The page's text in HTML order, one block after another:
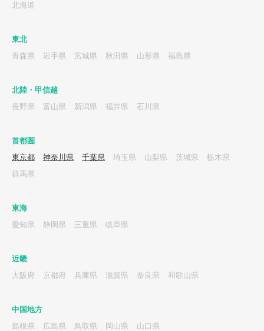
北海道
東北
青森県
岩手県 宮城県 秋田県 山形県 福島県
北陸・甲信越
長野県
富山県 新潟県 福井県 石川県
首都圏
東京都
神奈川県 千葉県 埼玉県 山梨県 茨城県
栃木県
群馬県
東海
愛知県
静岡県 三重県 岐阜県
近畿
大阪府
京都府 兵庫県 滋賀県 奈良県 和歌山県
中国地方
島根県
広島県 鳥取県 岡山県 山口県